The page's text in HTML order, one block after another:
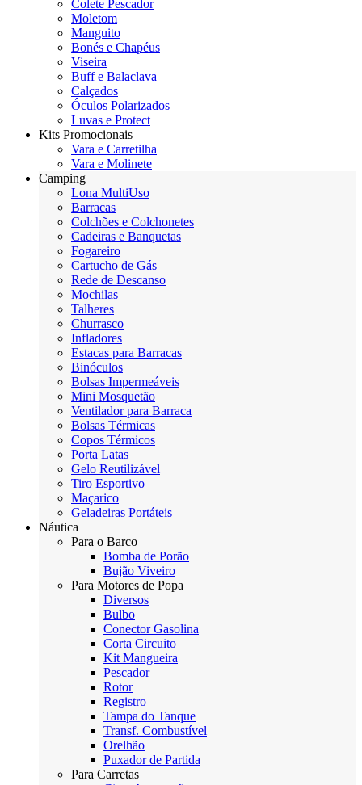
Colete Pescador
Moletom
Manguito
Bonés e Chapéus
Viseira
Buff e Balaclava
Calçados
Óculos Polarizados
Luvas e Protect
Kits Promocionais
Vara e Carretilha
Vara e Molinete
Camping
Lona MultiUso
Barracas
Colchões e Colchonetes
Cadeiras e Banquetas
Fogareiro
Cartucho de Gás
Rede de Descanso
Mochilas
Talheres
Churrasco
Infladores
Estacas para Barracas
Binóculos
Bolsas Impermeáveis
Mini Mosquetão
Ventilador para Barraca
Bolsas Térmicas
Copos Térmicos
Porta Latas
Gelo Reutilizável
Tiro Esportivo
Maçarico
Geladeiras Portáteis
Náutica
Para o Barco
Bomba de Porão
Bujão Viveiro
Para Motores de Popa
Diversos
Bulbo
Conector Gasolina
Corta Circuito
Kit Mangueira
Pescador
Rotor
Registro
Tampa do Tanque
Transf. Combustível
Orelhão
Puxador de Partida
Para Carretas